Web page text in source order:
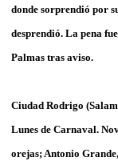
donde sorprendió por
desprendió. La pena
Palmas tras aviso.
Ciudad Rodrigo
Lunes de Carnaval.
orejas; Antonio